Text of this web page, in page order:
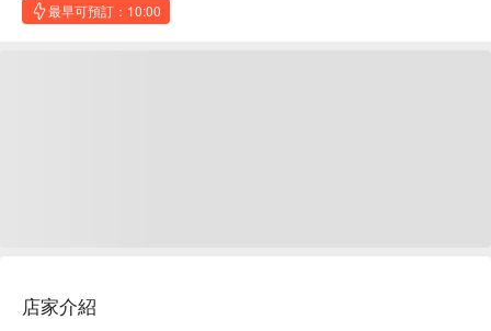
最早可預訂：10:00
店家介紹